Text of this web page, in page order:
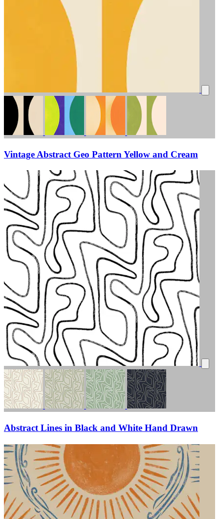
Vintage Abstract Geo Pattern Yellow and Cream
Abstract Lines in Black and White Hand Drawn